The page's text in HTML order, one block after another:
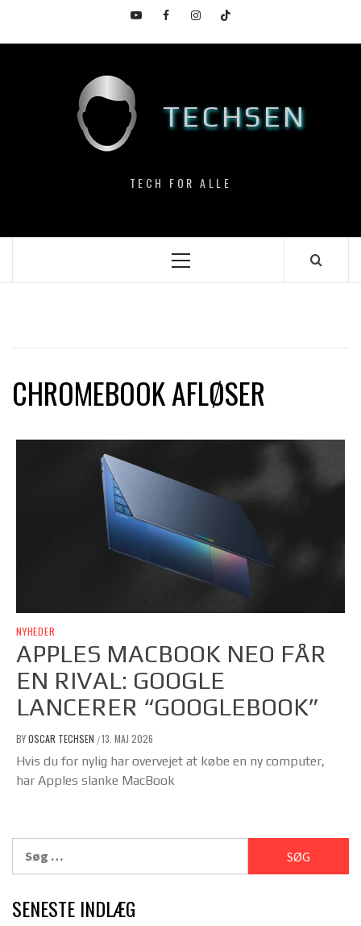
content
YouTubeFacebookInstagramTikTok
TECHSEN
TECH FOR ALLE
Primary
CHROMEBOOK AFLØSER
NYHEDER
APPLES MACBOOK NEO FÅR
EN RIVAL: GOOGLE
LANCERER “GOOGLEBOOK”
BYOSCAR TECHSEN /13. MAJ 2026
Hvis du for nylig har overvejet at købe en ny computer,
har Apples slanke MacBook
efter:
SENESTE INDLÆG